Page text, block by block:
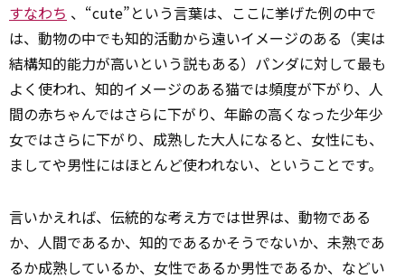
すなわち 、“cute”という言葉は、ここに挙げた例の中で
は、動物の中でも知的活動から遠いイメージのある（実は
結構知的能力が高いという説もある）パンダに対して最も
よく使われ、知的イメージのある猫では頻度が下がり、人
間の赤ちゃんではさらに下がり、年齢の高くなった少年少
女ではさらに下がり、成熟した大人になると、女性にも、
ましてや男性にはほとんど使われない、ということです。
言いかえれば、伝統的な考え方では世界は、動物である
か、人間であるか、知的であるかそうでないか、未熟であ
るか成熟しているか、女性であるか男性であるか、などい